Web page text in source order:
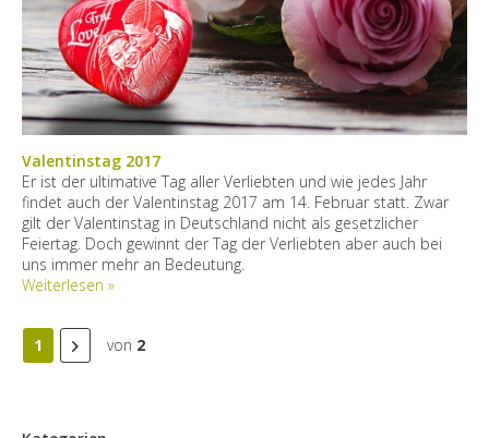
Valentinstag 2017
Er ist der ultimative Tag aller Verliebten und wie jedes Jahr
findet auch der Valentinstag 2017 am 14. Februar statt. Zwar
gilt der Valentinstag in Deutschland nicht als gesetzlicher
Feiertag. Doch gewinnt der Tag der Verliebten aber auch bei
uns immer mehr an Bedeutung.
Weiterlesen »
1 von 2